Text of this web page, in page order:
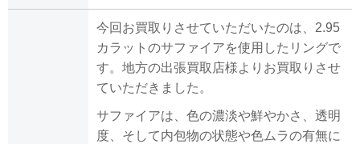
今回お買取りさせていただいたのは、2.95
カラットのサファイアを使用したリングで
す。地方の出張買取店様よりお買取りさせ
ていただきました。
サファイアは、色の濃淡や鮮やかさ、透明
度、そして内包物の状態や色ムラの有無に